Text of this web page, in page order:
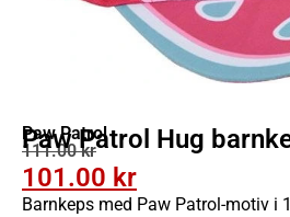
Paw Patrol
Paw Patrol Hug
111.00kr
101.00 kr
Barnkeps med Paw Patrol-motiv i